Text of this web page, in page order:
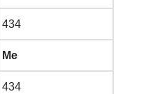
434
Me
434